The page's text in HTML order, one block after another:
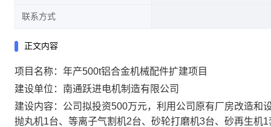
联系方式
正文内容
项目名称：年产500t铝合金机械配件扩建项目
建设单位：南通跃进电机制造有限公司
建设内容：公司拟投资500万元，利用公司原有厂房改造
抛丸机1台、等离子气割机2台、砂轮打磨机3台、砂再生机